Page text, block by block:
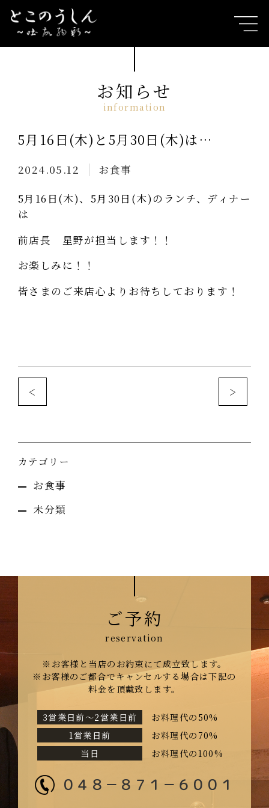
お知らせ
5月16日(木)と5月30日(木)は…
2024.05.12
お食事
5月16日(木)、5月30日(木)のランチ、ディナー
は
前店長 星野が担当します！！
お楽しみに！！
皆さまのご来店心よりお待ちしております！
< >
カテゴリー
お食事
未分類
ご予約
※お客様と当店のお約束にて成立致します。
※お客様のご都合でキャンセルする場合は下記の
料金を頂戴致します。
3営業日前〜2営業日前
お料理代の50%
1営業日前
お料理代の70%
当日
お料理代の100%
０４８－８７１－６００１